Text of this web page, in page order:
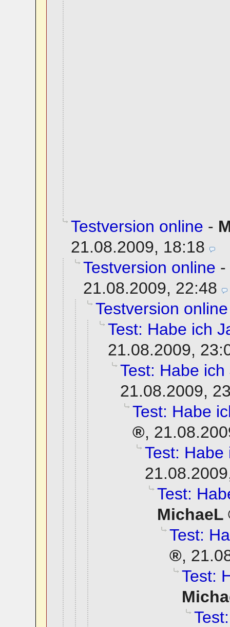
Testversion online -
21.08.2009, 18:18
Testversion online -
21.08.2009, 22:48
Testversion online
Test: Habe ich
21.08.2009,
Test: Habe
21.08.2009,
Test: Habe
,
Test:
Test:
MichaeL
Test:
,
Test: